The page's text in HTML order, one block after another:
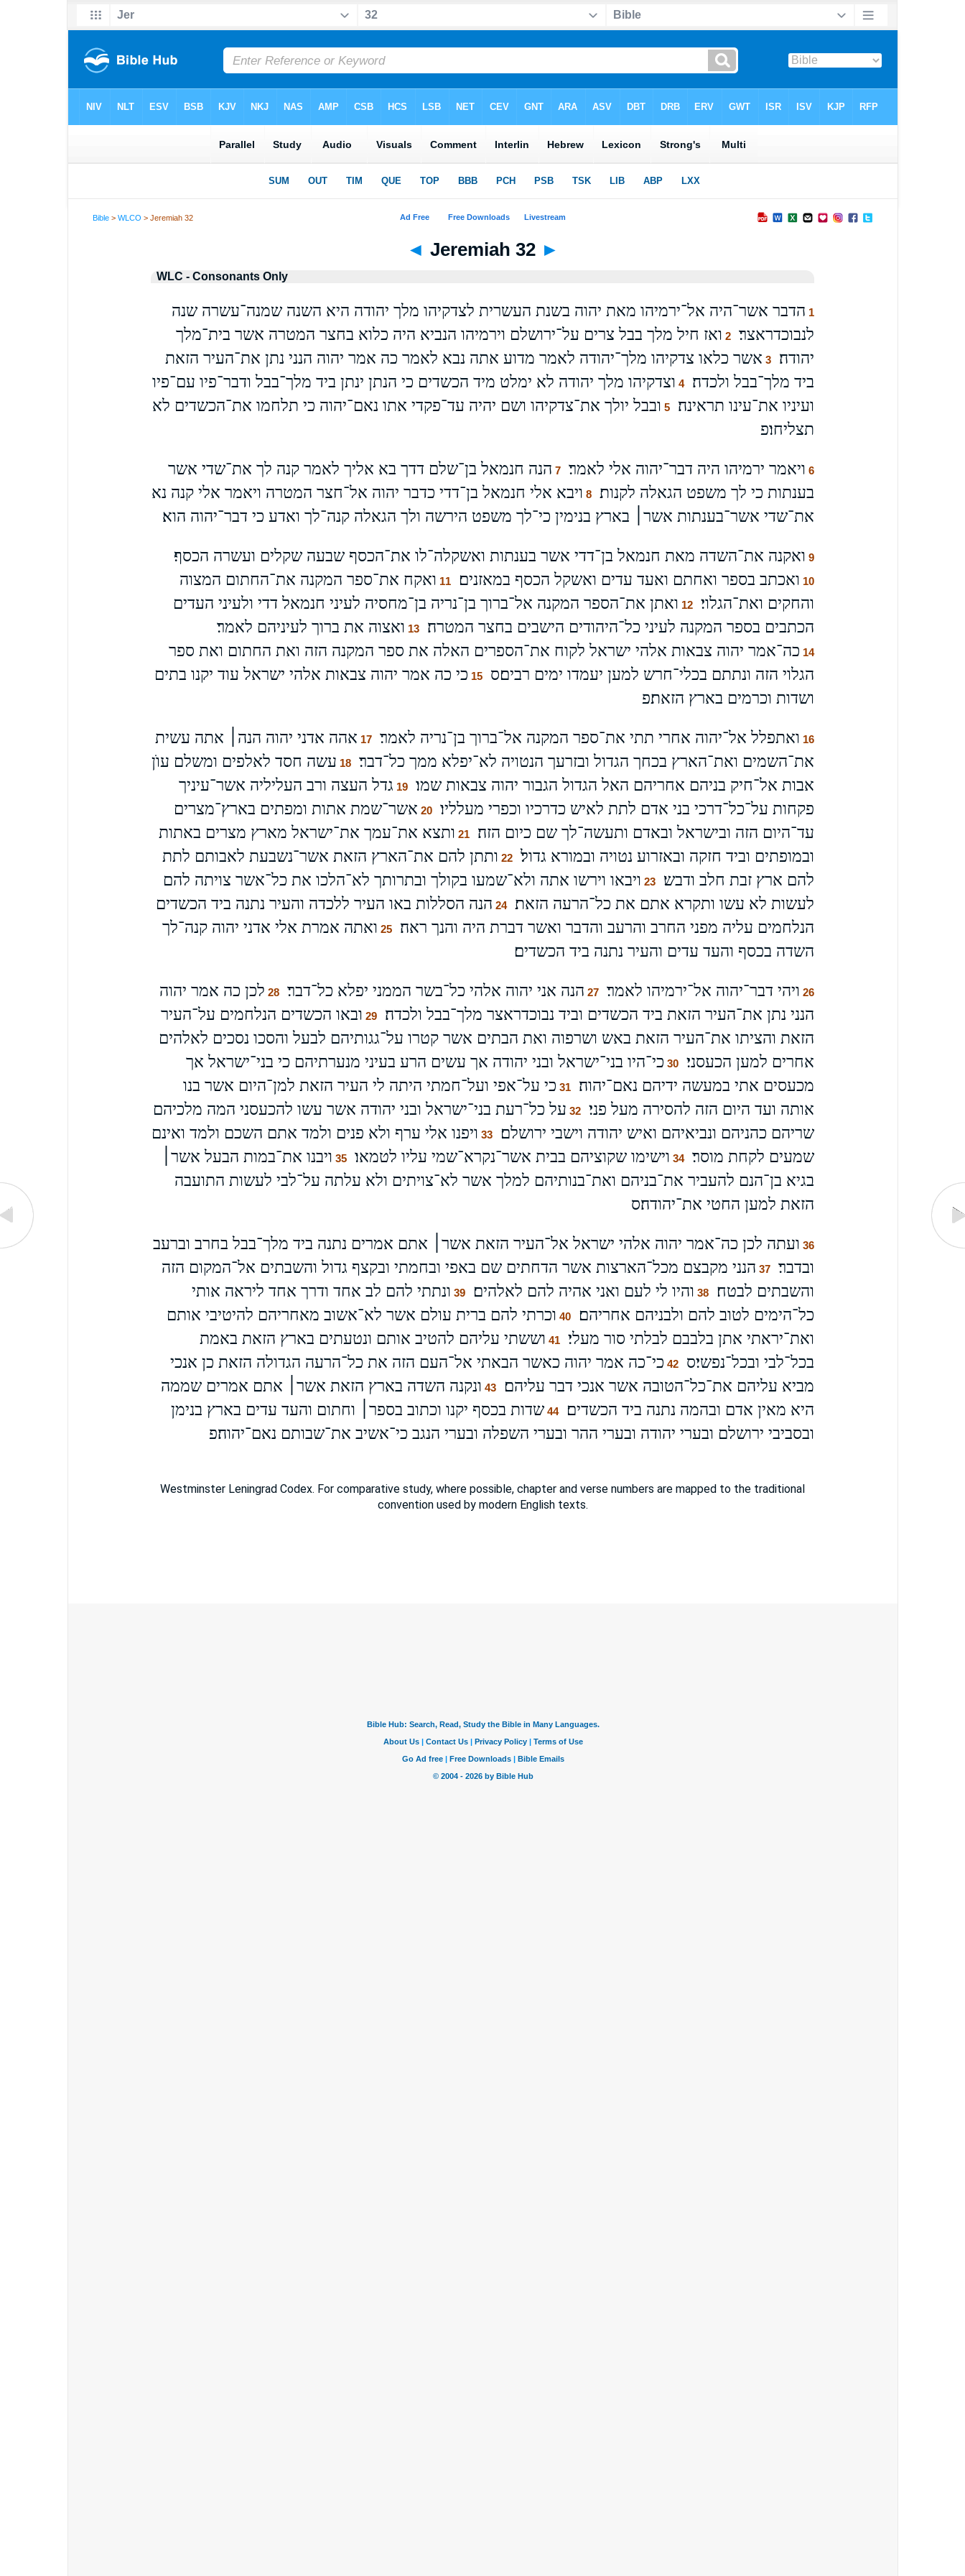
Bible >WLCO > Jeremiah 32
◄ Jeremiah 32 ►
WLC - Consonants Only
1 הדבר אשר־היה אל־ירמיהו מאת יהוה בשנת העשרית לצדקיהו מלך יהודה היא השנה שמנה־עשרה שנה
לנבוכדראצר׃
2 ואז חיל מלך בבל צרים על־ירושלם וירמיהו הנביא היה כלוא בחצר המטרה אשר בית־מלך
יהודה׃
3 אשר כלאו צדקיהו מלך־יהודה לאמר מדוע אתה נבא לאמר כה אמר יהוה הנני נתן את־העיר הזאת
ביד מלך־בבל ולכדה׃
4 וצדקיהו מלך יהודה לא ימלט מיד הכשדים כי הנתן ינתן ביד מלך־בבל ודבר־פיו עם־פיו
ועיניו את־עינו תראינה׃
5 ובבל יולך את־צדקיהו ושם יהיה עד־פקדי אתו נאם־יהוה כי תלחמו את־הכשדים לא
תצליחו׃פ
6 ויאמר ירמיהו היה דבר־יהוה אלי לאמר׃ 7 הנה חנמאל בן־שלם דדך בא אליך לאמר קנה לך את־שדי אשר
בענתות כי לך משפט הגאלה לקנות׃
8 ויבא אלי חנמאל בן־דדי כדבר יהוה אל־חצר המטרה ויאמר אלי קנה נא
את־שדי אשר־בענתות אשר׀ בארץ בנימין כי־לך משפט הירשה ולך הגאלה קנה־לך ואדע כי דבר־יהוה הוא׃
9 ואקנה את־השדה מאת חנמאל בן־דדי אשר בענתות ואשקלה־לו את־הכסף שבעה שקלים ועשרה הכסף׃
10 ואכתב בספר ואחתם ואעד עדים ואשקל הכסף במאזנים׃ 11 ואקח את־ספר המקנה את־החתום המצוה
והחקים ואת־הגלוי׃
12 ואתן את־הספר המקנה אל־ברוך בן־נריה בן־מחסיה לעיני חנמאל דדי ולעיני העדים
הכתבים בספר המקנה לעיני כל־היהודים הישבים בחצר המטרה׃
13 ואצוה את ברוך לעיניהם לאמר׃
14 כה־אמר יהוה צבאות אלהי ישראל לקוח את־הספרים האלה את ספר המקנה הזה ואת החתום ואת ספר
הגלוי הזה ונתתם בכלי־חרש למען יעמדו ימים רבים׃ס
15 כי כה אמר יהוה צבאות אלהי ישראל עוד יקנו בתים
ושדות וכרמים בארץ הזאת׃פ
16 ואתפלל אל־יהוה אחרי תתי את־ספר המקנה אל־ברוך בן־נריה לאמר׃ 17 אהה אדני יהוה הנה׀ אתה עשית
את־השמים ואת־הארץ בכחך הגדול ובזרעך הנטויה לא־יפלא ממך כל־דבר׃
18 עשה חסד לאלפים ומשלם עוֺן
אבות אל־חיק בניהם אחריהם האל הגדול הגבור יהוה צבאות שמו׃
19 גדל העצה ורב העליליה אשר־עיניך
פקחות על־כל־דרכי בני אדם לתת לאיש כדרכיו וכפרי מעלליו׃
20 אשר־שמת אתות ומפתים בארץ־מצרים
עד־היום הזה ובישראל ובאדם ותעשה־לך שם כיום הזה׃
21 ותצא את־עמך את־ישראל מארץ מצרים באתות
ובמופתים וביד חזקה ובאזרוע נטויה ובמורא גדול׃
22 ותתן להם את־הארץ הזאת אשר־נשבעת לאבותם לתת
להם ארץ זבת חלב ודבש׃
23 ויבאו וירשו אתה ולא־שמעו בקולך ובתרותך לא־הלכו את כל־אשר צויתה להם
לעשות לא עשו ותקרא אתם את כל־הרעה הזאת׃
24 הנה הסללות באו העיר ללכדה והעיר נתנה ביד הכשדים
הנלחמים עליה מפני החרב והרעב והדבר ואשר דברת היה והנך ראה׃
25 ואתה אמרת אלי אדני יהוה קנה־לך
השדה בכסף והעד עדים והעיר נתנה ביד הכשדים׃
26 ויהי דבר־יהוה אל־ירמיהו לאמר׃ 27 הנה אני יהוה אלהי כל־בשר ה‍ממני יפלא כל־דבר׃ 28 לכן כה אמר יהוה
הנני נתן את־העיר הזאת ביד הכשדים וביד נבוכדראצר מלך־בבל ולכדה׃
29 ובאו הכשדים הנלחמים על־העיר
הזאת והציתו את־העיר הזאת באש ושרפוה ואת הבתים אשר קטרו על־גגותיהם לבעל והסכו נסכים לאלהים
אחרים למען הכעסני׃
30 כי־היו בני־ישראל ובני יהודה אך עשים הרע בעיני מנערתיהם כי בני־ישראל אך
מכעסים אתי במעשה ידיהם נאם־יהוה׃
31 כי על־אפי ועל־חמתי היתה לי העיר הזאת למן־היום אשר בנו
אותה ועד היום הזה להסירה מעל פני׃
32 על כל־רעת בני־ישראל ובני יהודה אשר עשו להכעסני המה מלכיהם
שריהם כהניהם ונביאיהם ואיש יהודה וישבי ירושלם׃
33 ויפנו אלי ערף ולא פנים ולמד אתם השכם ולמד ואינם
שמעים לקחת מוסר׃
34 וישימו שקוציהם בבית אשר־נקרא־שמי עליו לטמאו׃ 35 ויבנו את־במות הבעל אשר׀
בגיא בן־הנם להעביר את־בניהם ואת־בנותיהם למלך אשר לא־צויתים ולא עלתה על־לבי לעשות התועבה
הזאת למען החטי את־יהודה׃ס
36 ועתה לכן כה־אמר יהוה אלהי ישראל אל־העיר הזאת אשר׀ אתם אמרים נתנה ביד מלך־בבל בחרב וברעב
ובדבר׃
37 הנני מקבצם מכל־הארצות אשר הדחתים שם באפי ובחמתי ובקצף גדול והשבתים אל־המקום הזה
והשבתים לבטח׃
38 והיו לי לעם ואני אהיה להם לאלהים׃ 39 ונתתי להם לב אחד ודרך אחד ליראה אותי
כל־הימים לטוב להם ולבניהם אחריהם׃
40 וכרתי להם ברית עולם אשר לא־אשוב מאחריהם להיטיבי אותם
ואת־יראתי אתן בלבבם לבלתי סור מעלי׃
41 וששתי עליהם להטיב אותם ונטעתים בארץ הזאת באמת
בכל־לבי ובכל־נפשי׃ס
42 כי־כה אמר יהוה כאשר הבאתי אל־העם הזה את כל־הרעה הגדולה הזאת כן אנכי
מביא עליהם את־כל־הטובה אשר אנכי דבר עליהם׃
43 ונקנה השדה בארץ הזאת אשר׀ אתם אמרים שממה
היא מאין אדם ובהמה נתנה ביד הכשדים׃
44 שדות בכסף יקנו וכתוב בספר׀ וחתום והעד עדים בארץ בנימן
ובסביבי ירושלם ובערי יהודה ובערי ההר ובערי השפלה ובערי הנגב כי־אשיב את־שבותם נאם־יהוה׃פ
Westminster Leningrad Codex. For comparative study, where possible, chapter and verse numbers are mapped to the traditional
convention used by modern English texts.